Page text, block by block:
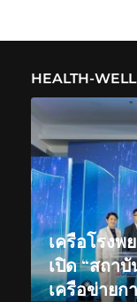
HEALTH-
เครือโรงพ
เปิด “สถาบั
เครือข่ายก